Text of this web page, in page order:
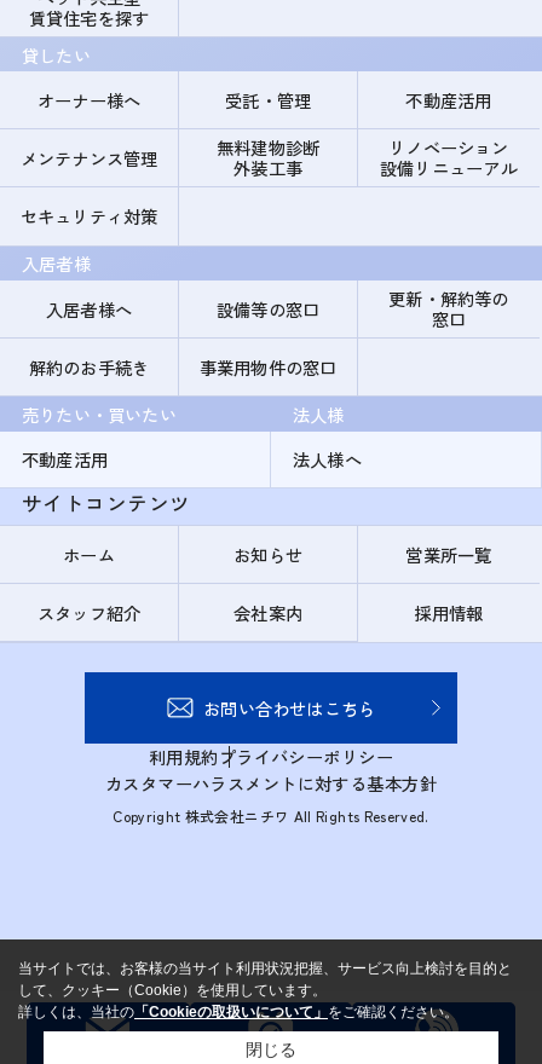
賃貸住宅を探す
貸したい
オーナー様へ
受託・管理 不動産活用
メンテナンス管理
無料建物診断
外装工事
リノベーション
設備リニューアル
セキュリティ対策
入居者様
入居者様へ
設備等の窓口
更新・解約等の
窓口
解約のお手続き
事業用物件の窓口
売りたい・買いたい
不動産活用
法人様
法人様へ
サイトコンテンツ
ホーム お知らせ 営業所一覧
スタッフ紹介 会社案内 採用情報
お問い合わせはこちら
利用規約プライバシーポリシー
カスタマーハラスメントに対する基本方針
Copyright 株式会社ニチワ All Rights Reserved.
当サイトでは、お客様の当サイト利用状況把握、サービス向上検討を目的と
して、クッキー（Cookie）を使用しています。
詳しくは、当社の 「Cookieの取扱いについて」 をご確認ください。
閉じる